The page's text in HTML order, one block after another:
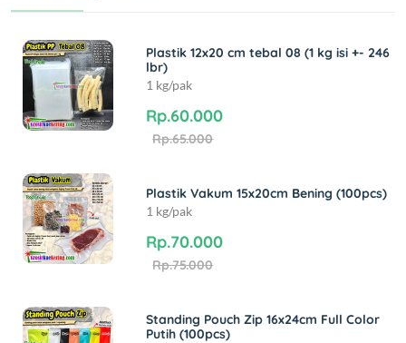
Plastik 12x20 cm tebal 08 (1 kg isi +- 246
lbr)
1 kg/pak
Rp.60.000
Rp.65.000
Plastik Vakum 15x20cm Bening (100pcs)
1 kg/pak
Rp.70.000
Rp.75.000
Standing Pouch Zip 16x24cm Full Color
Putih (100pcs)